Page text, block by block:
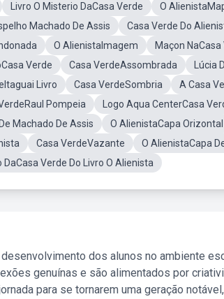
Livro O Misterio DaCasa Verde
O
Machado De Assis
Casa Verde Do
O AlienistaImagem
Maçon NaCasa
Verde Casa VerdeAssombrada
Lúcia
Livro Casa VerdeSombria
A Casa
Pompeia
Logo Aqua CenterCasa
De Machado De Assis
O AlienistaCapa Orizontal
Casa VerdeVazante
O AlienistaCapa
DaCasa Verde Do Livro O Alienista
dos alunos no ambiente
genuínas e são alimentados por
para se tornarem uma geração